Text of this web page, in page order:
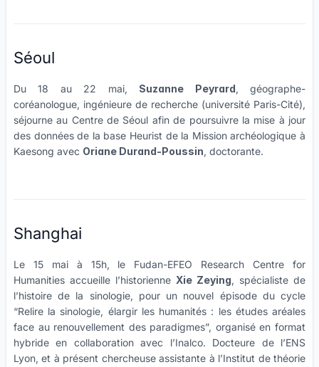
Séoul
Du 18 au 22 mai, Suzanne Peyrard, géographe-
coréanologue, ingénieure de recherche (université Paris-Cité),
séjourne au Centre de Séoul afin de poursuivre la mise à jour
des données de la base Heurist de la Mission archéologique à
Kaesong avec Oriane Durand-Poussin, doctorante.
Shanghai
Le 15 mai à 15h, le Fudan-EFEO Research Centre for
Humanities accueille l’historienne Xie Zeying, spécialiste de
l’histoire de la sinologie, pour un nouvel épisode du cycle
“Relire la sinologie, élargir les humanités : les études aréales
face au renouvellement des paradigmes”, organisé en format
hybride en collaboration avec l’Inalco. Docteure de l’ENS
Lyon, et à présent chercheuse assistante à l’Institut de théorie